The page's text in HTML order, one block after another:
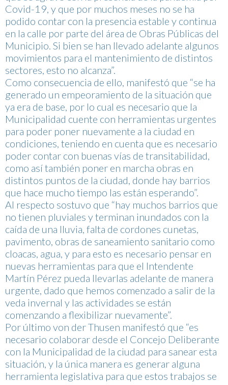
Covid-19, y que por muchos meses no se ha
podido contar con la presencia estable y continua
en la calle por parte del área de Obras Públicas del
Municipio. Si bien se han llevado adelante algunos
movimientos para el mantenimiento de distintos
sectores, esto no alcanza”.
Como consecuencia de ello, manifestó que “se ha
generado un empeoramiento de la situación que
ya era de base, por lo cual es necesario que la
Municipalidad cuente con herramientas urgentes
para poder poner nuevamente a la ciudad en
condiciones, teniendo en cuenta que es necesario
poder contar con buenas vías de transitabilidad,
como así también poner en marcha obras en
distintos puntos de la ciudad, donde hay barrios
que hace mucho tiempo las están esperando”.
Al respecto sostuvo que “hay muchos barrios que
no tienen pluviales y terminan inundados con la
caída de una lluvia, falta de cordones cunetas,
pavimento, obras de saneamiento sanitario como
cloacas, agua, y para esto es necesario pensar en
nuevas herramientas para que el Intendente
Martín Pérez pueda llevarlas adelante de manera
urgente, dado que hemos comenzado a salir de la
veda invernal y las actividades se están
comenzando a flexibilizar nuevamente”.
Por último von der Thusen manifestó que “es
necesario colaborar desde el Concejo Deliberante
con la Municipalidad de la ciudad para sanear esta
situación, y la única manera es generar alguna
herramienta legislativa para que estos trabajos se